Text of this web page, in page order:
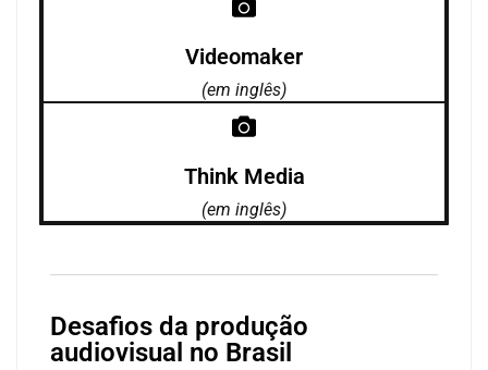
Videomaker
(em inglês)
Think Media
(em inglês)
Desafios da produção
audiovisual no Brasil